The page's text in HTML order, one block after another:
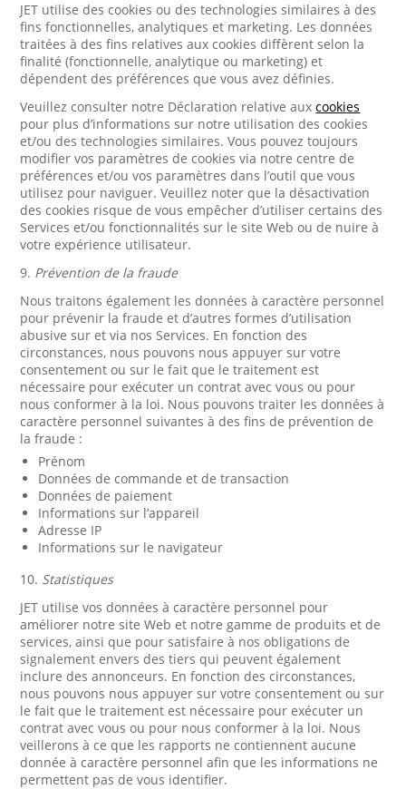
JET utilise des cookies ou des technologies similaires à des
fins fonctionnelles, analytiques et marketing. Les données
traitées à des fins relatives aux cookies diffèrent selon la
finalité (fonctionnelle, analytique ou marketing) et
dépendent des préférences que vous avez définies.
Veuillez consulter notre Déclaration relative auxcookies
pour plus d’informations sur notre utilisation des cookies
et/ou des technologies similaires. Vous pouvez toujours
modifier vos paramètres de cookies via notre centre de
préférences et/ou vos paramètres dans l’outil que vous
utilisez pour naviguer. Veuillez noter que la désactivation
des cookies risque de vous empêcher d’utiliser certains des
Services et/ou fonctionnalités sur le site Web ou de nuire à
votre expérience utilisateur.
9. Prévention de la fraude
Nous traitons également les données à caractère personnel
pour prévenir la fraude et d’autres formes d’utilisation
abusive sur et via nos Services. En fonction des
circonstances, nous pouvons nous appuyer sur votre
consentement ou sur le fait que le traitement est
nécessaire pour exécuter un contrat avec vous ou pour
nous conformer à la loi. Nous pouvons traiter les données à
caractère personnel suivantes à des fins de prévention de
la fraude :
Prénom
Données de commande et de transaction
Données de paiement
Informations sur l’appareil
Adresse IP
Informations sur le navigateur
10. Statistiques
JET utilise vos données à caractère personnel pour
améliorer notre site Web et notre gamme de produits et de
services, ainsi que pour satisfaire à nos obligations de
signalement envers des tiers qui peuvent également
inclure des annonceurs. En fonction des circonstances,
nous pouvons nous appuyer sur votre consentement ou sur
le fait que le traitement est nécessaire pour exécuter un
contrat avec vous ou pour nous conformer à la loi. Nous
veillerons à ce que les rapports ne contiennent aucune
donnée à caractère personnel afin que les informations ne
permettent pas de vous identifier.